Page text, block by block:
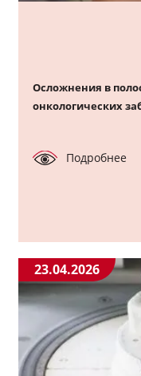
Осложнения в
онкологических
Подробнее
23.04.2026